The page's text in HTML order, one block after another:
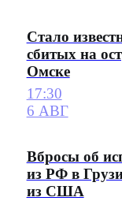
Стало
сбитых на
Омске
17:30
6 АВГ
Вбросы об
из РФ в
из США